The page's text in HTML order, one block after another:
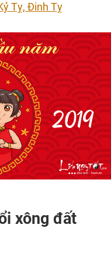
Tỵ, Đinh Tỵ
xông đất